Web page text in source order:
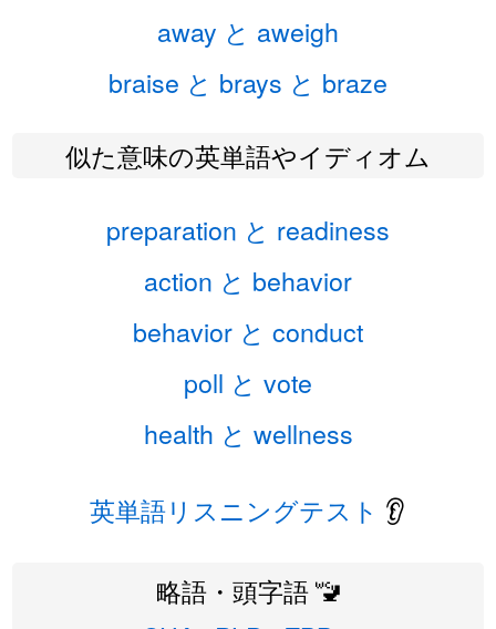
away と aweigh
braise と brays と braze
似た意味の英単語やイディオム
preparation と readiness
action と behavior
behavior と conduct
poll と vote
health と wellness
英単語リスニングテスト 👂
略語・頭字語 🚾